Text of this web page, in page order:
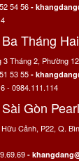
54 56 -
Tháng Hai
Tháng 2, Phường
53 55 -
- 0984.111.114
Gòn Pearl
Cảnh, P22, Q.
-